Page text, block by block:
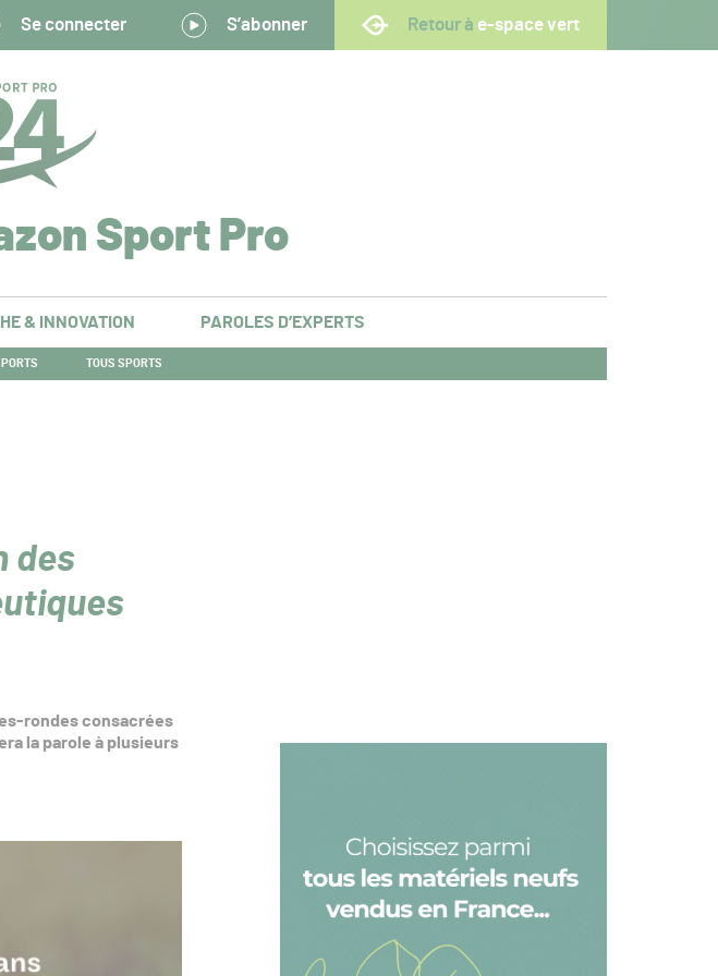
Se connecter S’abonner Retour à e-space vert
Sport Pro
& INNOVATION PAROLES D’EXPERTS
TOUS SPORTS
des
rondes consacrées
la parole à plusieurs